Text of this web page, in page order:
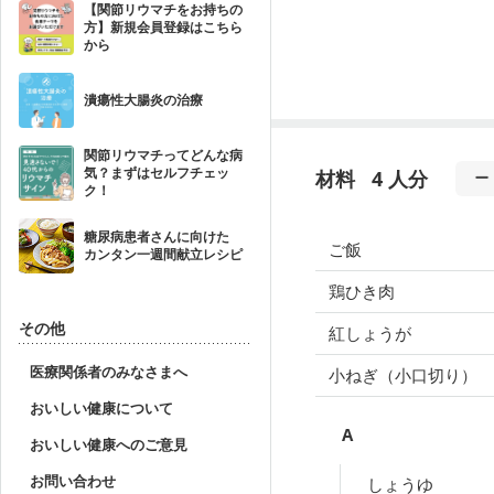
【関節リウマチをお持ちの
方】新規会員登録はこちら
から
潰瘍性大腸炎の治療
関節リウマチってどんな病
気？まずはセルフチェッ
ク！
糖尿病患者さんに向けた
カンタン一週間献立レシピ
その他
医療関係者のみなさまへ
おいしい健康について
おいしい健康へのご意見
お問い合わせ
材料 4 人分
ご飯
鶏ひき肉
紅しょうが
小ねぎ（小口切り）
A
しょうゆ